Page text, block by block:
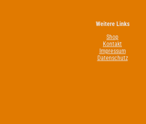
Weitere Links
Shop
Kontakt
Impressum
Datenschutz